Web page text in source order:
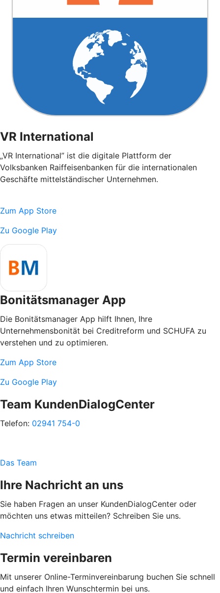
VR International
„VR International” ist die digitale Plattform der
Volksbanken Raiffeisenbanken für die internationalen
Geschäfte mittelständischer Unternehmen.
Zum App Store
Zu Google Play
Bonitätsmanager App
Die Bonitätsmanager App hilft Ihnen, Ihre
Unternehmensbonität bei Creditreform und SCHUFA zu
verstehen und zu optimieren.
Zum App Store
Zu Google Play
Team KundenDialogCenter
Telefon: 02941 754-0
Das Team
Ihre Nachricht an uns
Sie haben Fragen an unser KundenDialogCenter oder
möchten uns etwas mitteilen? Schreiben Sie uns.
Nachricht schreiben
Termin vereinbaren
Mit unserer Online-Terminvereinbarung buchen Sie schnell
und einfach Ihren Wunschtermin bei uns.